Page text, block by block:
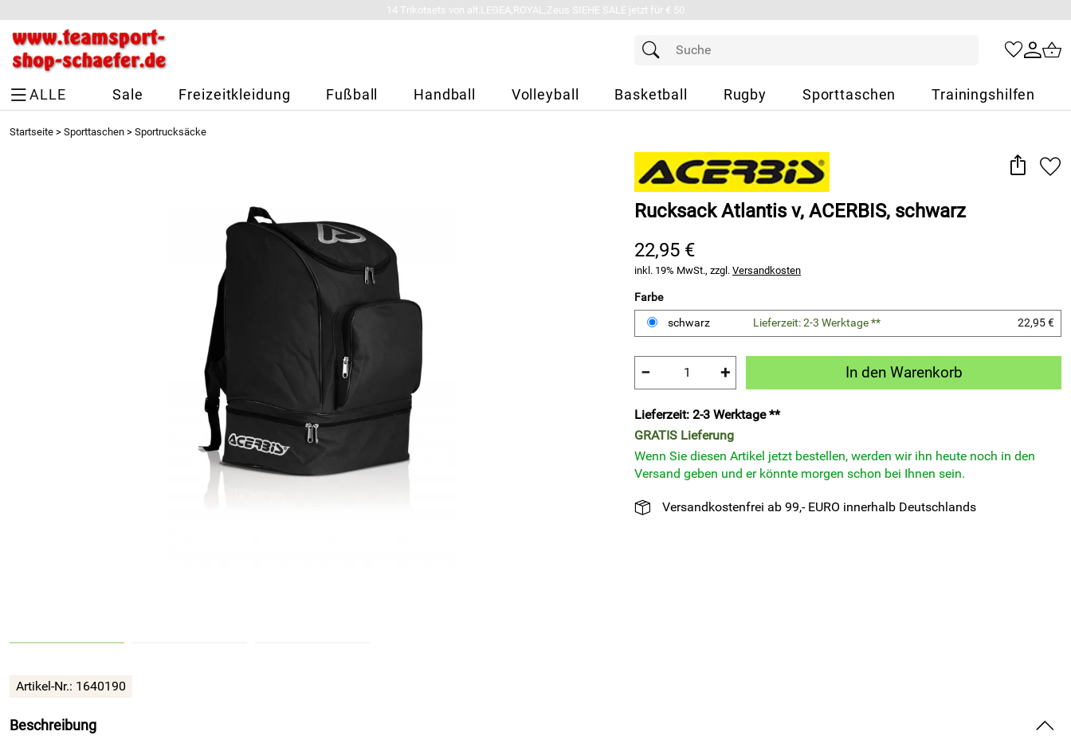
14 Trikotsets von alt.LEGEA,ROYAL,Zeus SIEHE SALE jetzt für € 50
ALLE Sale Freizeitkleidung Fußball Handball Volleyball Basketball Rugby Sporttaschen Trainingshilfen
Startseite > Sporttaschen > Sportrucksäcke
Rucksack Atlantis v, ACERBIS, schwarz
22,95 €
inkl. 19% MwSt., zzgl. Versandkosten
Farbe
schwarz
Lieferzeit: 2-3 Werktage ** 22,95 €
− + In den Warenkorb
Lieferzeit: 2-3 Werktage **
GRATIS Lieferung
Wenn Sie diesen Artikel jetzt bestellen, werden wir ihn heute noch in den
Versand geben und er könnte morgen schon bei Ihnen sein.
Versandkostenfrei ab 99,- EURO innerhalb Deutschlands
Artikel-Nr.: 1640190
Beschreibung